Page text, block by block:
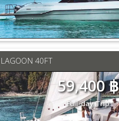
LAGOON 40FT
59,400 ฿
Full-day Trip